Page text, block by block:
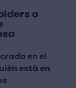
o
en el
está en